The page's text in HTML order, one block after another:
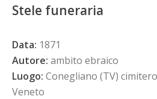
Stele funeraria
Data: 1871
Autore: ambito ebraico
Luogo: Conegliano (TV)
Veneto